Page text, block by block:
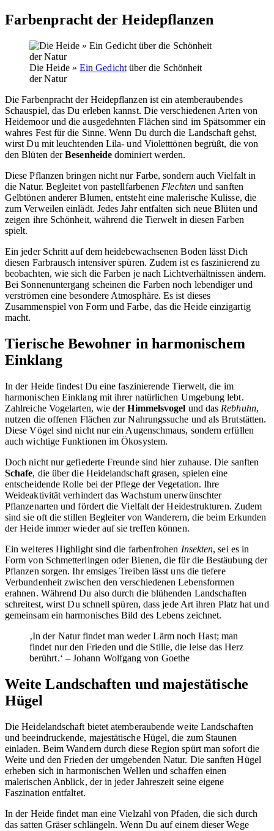
Farbenpracht der Heidepflanzen
Die Heide » Ein Gedichtüber die Schönheit
der Natur
Die Farbenpracht der Heidepflanzen ist ein atemberaubendes
Schauspiel, das Du erleben kannst. Die verschiedenen Arten von
Heidemoor und die ausgedehnten Flächen sind im Spätsommer ein
wahres Fest für die Sinne. Wenn Du durch die Landschaft gehst,
wirst Du mit leuchtenden Lila- und Violetttönen begrüßt, die von
den Blüten derBesenheide dominiert werden.
Diese Pflanzen bringen nicht nur Farbe, sondern auch Vielfalt in
die Natur. Begleitet von pastellfarbenen Flechtenund sanften
Gelbtönen anderer Blumen, entsteht eine malerische Kulisse, die
zum Verweilen einlädt. Jedes Jahr entfalten sich neue Blüten und
zeigen ihre Schönheit, während die Tierwelt in diesen Farben
spielt.
Ein jeder Schritt auf dem heidebewachsenen Boden lässt Dich
diesen Farbrausch intensiver spüren. Zudem ist es faszinierend zu
beobachten, wie sich die Farben je nach Lichtverhältnissen ändern.
Bei Sonnenuntergang scheinen die Farben noch lebendiger und
verströmen eine besondere Atmosphäre. Es ist dieses
Zusammenspiel von Form und Farbe, das die Heide einzigartig
macht.
Tierische Bewohner in harmonischem
Einklang
In der Heide findest Du eine faszinierende Tierwelt, die im
harmonischen Einklang mit ihrer natürlichen Umgebung lebt.
Zahlreiche Vogelarten, wie derHimmelsvogel und das Rebhuhn,
nutzen die offenen Flächen zur Nahrungssuche und als Brutstätten.
Diese Vögel sind nicht nur ein Augenschmaus, sondern erfüllen
auch wichtige Funktionen im Ökosystem.
Doch nicht nur gefiederte Freunde sind hier zuhause. Die sanften
Schafe, die über die Heidelandschaft grasen, spielen eine
entscheidende Rolle bei der Pflege der Vegetation. Ihre
Weideaktivität verhindert das Wachstum unerwünschter
Pflanzenarten und fördert die Vielfalt der Heidestrukturen. Zudem
sind sie oft die stillen Begleiter von Wanderern, die beim Erkunden
der Heide immer wieder auf sie treffen können.
Ein weiteres Highlight sind die farbenfrohen Insekten, sei es in
Form von Schmetterlingen oder Bienen, die für die Bestäubung der
Pflanzen sorgen. Ihr emsiges Treiben lässt uns die tiefere
Verbundenheit zwischen den verschiedenen Lebensformen
erahnen. Während Du also durch die blühenden Landschaften
schreitest, wirst Du schnell spüren, dass jede Art ihren Platz hat und
gemeinsam ein harmonisches Bild des Lebens zeichnet.
‚In der Natur findet man weder Lärm noch Hast; man
findet nur den Frieden und die Stille, die leise das Herz
berührt.‘ – Johann Wolfgang von Goethe
Weite Landschaften und majestätische
Hügel
Die Heidelandschaft bietet atemberaubende weite Landschaften
und beeindruckende, majestätische Hügel, die zum Staunen
einladen. Beim Wandern durch diese Region spürt man sofort die
Weite und den Frieden der umgebenden Natur. Die sanften Hügel
erheben sich in harmonischen Wellen und schaffen einen
malerischen Anblick, der in jeder Jahreszeit seine eigene
Faszination entfaltet.
In der Heide findet man eine Vielzahl von Pfaden, die sich durch
das satten Gräser schlängeln. Wenn Du auf einem dieser Wege